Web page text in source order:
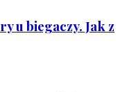
u biegaczy. Jak z